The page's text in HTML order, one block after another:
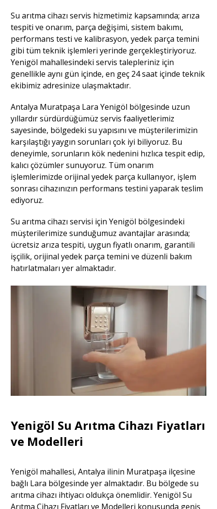
Su arıtma cihazı servis hizmetimiz kapsamında; arıza
tespiti ve onarım, parça değişimi, sistem bakımı,
performans testi ve kalibrasyon, yedek parça temini
gibi tüm teknik işlemleri yerinde gerçekleştiriyoruz.
Yenigöl mahallesindeki servis talepleriniz için
genellikle aynı gün içinde, en geç 24 saat içinde teknik
ekibimiz adresinize ulaşmaktadır.
Antalya Muratpaşa Lara Yenigöl bölgesinde uzun
yıllardır sürdürdüğümüz servis faaliyetlerimiz
sayesinde, bölgedeki su yapısını ve müşterilerimizin
karşılaştığı yaygın sorunları çok iyi biliyoruz. Bu
deneyimle, sorunların kök nedenini hızlıca tespit edip,
kalıcı çözümler sunuyoruz. Tüm onarım
işlemlerimizde orijinal yedek parça kullanıyor, işlem
sonrası cihazınızın performans testini yaparak teslim
ediyoruz.
Su arıtma cihazı servisi için Yenigöl bölgesindeki
müşterilerimize sunduğumuz avantajlar arasında;
ücretsiz arıza tespiti, uygun fiyatlı onarım, garantili
işçilik, orijinal yedek parça temini ve düzenli bakım
hatırlatmaları yer almaktadır.
Yenigöl Su Arıtma Cihazı Fiyatları
ve Modelleri
Yenigöl mahallesi, Antalya ilinin Muratpaşa ilçesine
bağlı Lara bölgesinde yer almaktadır. Bu bölgede su
arıtma cihazı ihtiyacı oldukça önemlidir. Yenigöl Su
Arıtma Cihazı Fiyatları ve Modelleri konusunda geniş